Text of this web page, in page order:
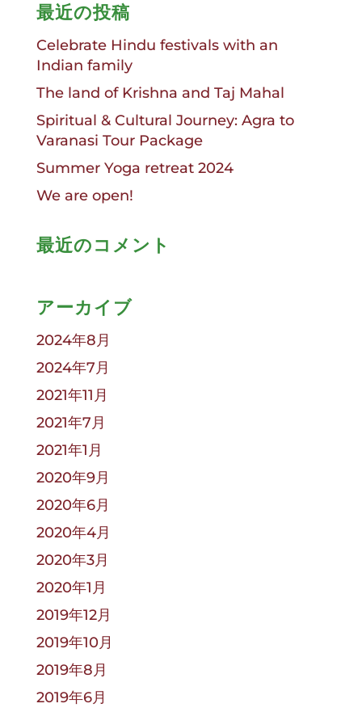
最近の投稿
Celebrate Hindu festivals with an
Indian family
The land of Krishna and Taj Mahal
Spiritual & Cultural Journey: Agra to
Varanasi Tour Package
Summer Yoga retreat 2024
We are open!
最近のコメント
アーカイブ
2024年8月
2024年7月
2021年11月
2021年7月
2021年1月
2020年9月
2020年6月
2020年4月
2020年3月
2020年1月
2019年12月
2019年10月
2019年8月
2019年6月